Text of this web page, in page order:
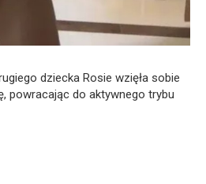
dziecka Rosie wzięła sobie
powracając do aktywnego trybu